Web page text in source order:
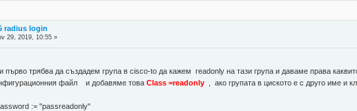
radius login
29, 2019, 10:55 »
първо трябва да създадем група в cisco-to да кажем readonly на тази група и даваме права
файл и добавяме това Class =readonly , ако групата в циското е с друго име и
:= "passreadonly"